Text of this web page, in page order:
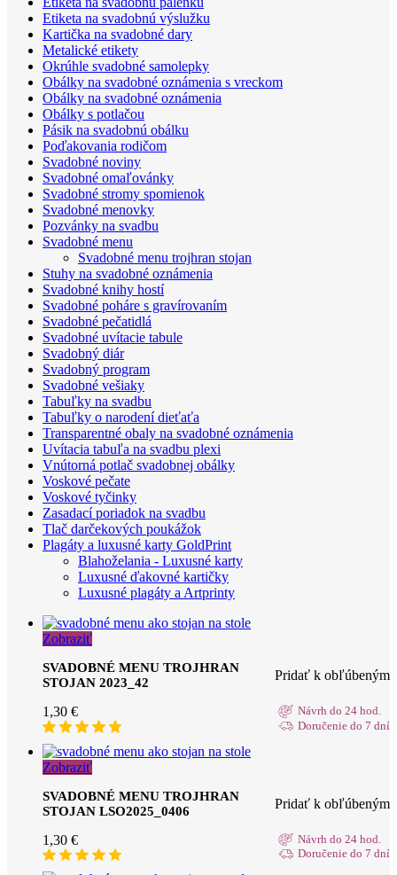
Etiketa na svadobnú výslužku
Kartička na svadobné dary
Metalické etikety
Okrúhle svadobné samolepky
Obálky na svadobné oznámenia s vreckom
Obálky na svadobné oznámenia
Obálky s potlačou
Pásik na svadobnú obálku
Poďakovania rodičom
Svadobné noviny
Svadobné omaľovánky
Svadobné stromy spomienok
Svadobné menovky
Pozvánky na svadbu
Svadobné menu
Svadobné menu trojhran stojan
Stuhy na svadobné oznámenia
Svadobné knihy hostí
Svadobné poháre s gravírovaním
Svadobné pečatidlá
Svadobné uvítacie tabule
Svadobný diár
Svadobný program
Svadobné vešiaky
Tabuľky na svadbu
Tabuľky o narodení dieťaťa
Transparentné obaly na svadobné oznámenia
Uvítacia tabuľa na svadbu plexi
Vnútorná potlač svadobnej obálky
Voskové pečate
Voskové tyčinky
Zasadací poriadok na svadbu
Tlač darčekových poukážok
Plagáty a luxusné karty GoldPrint
Blahoželania - Luxusné karty
Luxusné ďakovné kartičky
Luxusné plagáty a Artprinty
Zobraziť
SVADOBNÉ MENU TROJHRAN
STOJAN 2023_42
Pridať k obľúbeným
1,30 €
Návrh do 24 hod.
Doručenie do 7 dní
Zobraziť
SVADOBNÉ MENU TROJHRAN
STOJAN LSO2025_0406
Pridať k obľúbeným
1,30 €
Návrh do 24 hod.
Doručenie do 7 dní